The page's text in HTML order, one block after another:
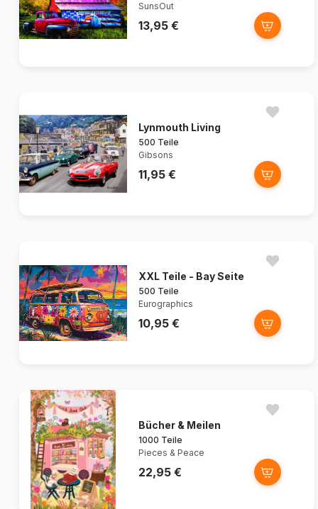
SunsOut
13,95 €
Lynmouth Living
500 Teile
Gibsons
11,95 €
XXL Teile - Bay Seite
500 Teile
Eurographics
10,95 €
Bücher & Meilen
1000 Teile
Pieces & Peace
22,95 €